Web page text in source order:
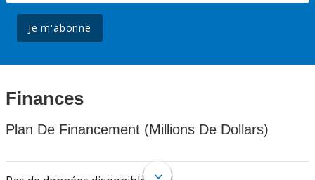
Je m'abonne
Finances
Plan De Financement (Millions De Dollars)